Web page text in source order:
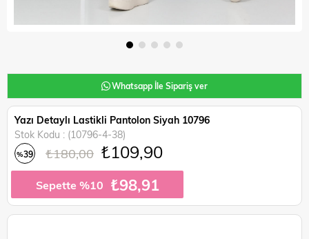
Whatsapp İle Sipariş ver
Yazı Detaylı Lastikli Pantolon Siyah 10796
Stok Kodu
(10796-4-38)
%39 ₺180,00 ₺109,90
Sepette %10 ₺98,91